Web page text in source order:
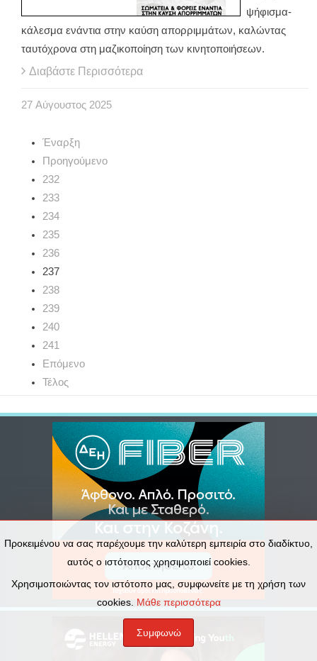
ψήφισμα-
κάλεσμα ενάντια στην καύση απορριμμάτων, καλώντας
ταυτόχρονα στη μαζικοποίηση των κινητοποιήσεων.
Διαβάστε Περισσότερα
27 Αύγουστος 2025
Έναρξη
Προηγούμενο
232
233
234
235
236
237
238
239
240
241
Επόμενο
Τέλος
Προκειμένου να σας παρέχουμε την καλύτερη εμπειρία στο διαδίκτυο,
αυτός ο ιστότοπος χρησιμοποιεί cookies.
Χρησιμοποιώντας τον ιστότοπο μας, συμφωνείτε με τη χρήση των
cookies. Μάθε περισσότερα
Συμφωνώ